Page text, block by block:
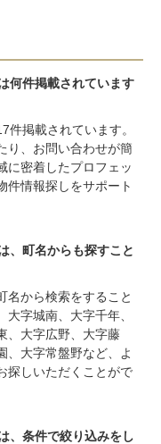
何件掲載されています
件掲載されています。
り、お問い合わせが簡
に密着したプロフェッ
件情報探しをサポート
、町名からも探すこと
名から検索をすること
字城南、大字千年、
、大字広野、大字藤
、大字常盤野など、よ
探しいただくことがで
、条件で絞り込みをし